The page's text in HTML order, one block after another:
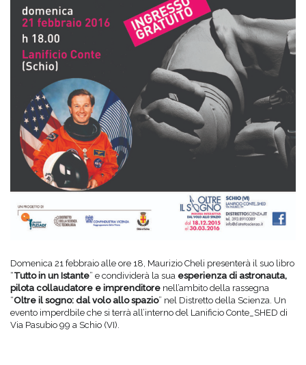
Domenica 21 febbraio alle ore 18, Maurizio Cheli presenterà il suo libro
“Tutto in un Istante” e condividerà la sua esperienza di astronauta,
pilota collaudatore e imprenditore nell’ambito della rassegna
“Oltre il sogno: dal volo allo spazio” nel Distretto della Scienza. Un
evento imperdbile che si terrà all’interno del Lanificio Conte_SHED di
Via Pasubio 99 a Schio (VI).